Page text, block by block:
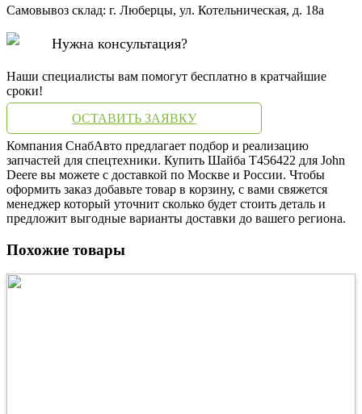
Самовывоз склад: г. Люберцы, ул. Котельническая, д. 18а
Нужна консультация?
Наши специалисты вам помогут бесплатно в кратчайшие
сроки!
ОСТАВИТЬ ЗАЯВКУ
Компания СнабАвто предлагает подбор и реализацию
запчастей для спецтехники. Купить Шайба T456422 для John
Deere вы можете с доставкой по Москве и России. Чтобы
оформить заказ добавьте товар в корзину, с вами свяжется
менеджер который уточнит сколько будет стоить деталь и
предложит выгодные варианты доставки до вашего региона.
Похожие товары